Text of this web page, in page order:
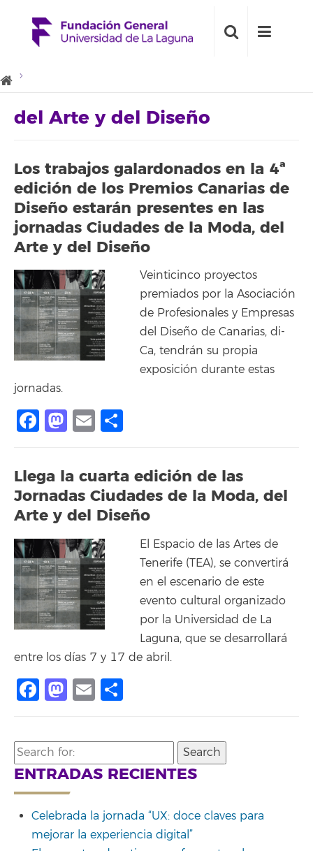
del Arte y del Diseño
Los trabajos galardonados en la 4ª
edición de los Premios Canarias de
Diseño estarán presentes en las
jornadas Ciudades de la Moda, del
Arte y del Diseño
Veinticinco proyectos
premiados por la Asociación
de Profesionales y Empresas
del Diseño de Canarias, di-
Ca, tendrán su propia
exposición durante estas
jornadas.
Facebook
Mastodon
Email
Llega la cuarta edición de las
Jornadas Ciudades de la Moda, del
Arte y del Diseño
El Espacio de las Artes de
Tenerife (TEA), se convertirá
en el escenario de este
evento cultural organizado
por la Universidad de La
Laguna, que se desarrollará
entre los días 7 y 17 de abril.
Facebook
Mastodon
Email
Search
for:
ENTRADAS RECIENTES
Celebrada la jornada “UX: doce claves para
mejorar la experiencia digital”